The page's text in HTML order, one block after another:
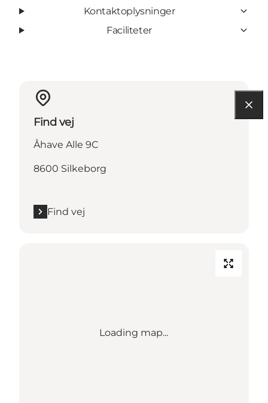
Kontaktoplysninger
Faciliteter
Find vej
Åhave Alle 9C
8600 Silkeborg
Find vej
Loading map...